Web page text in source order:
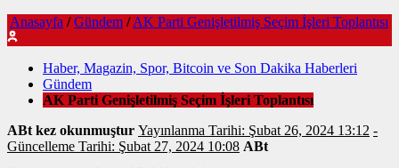
Anasayfa / Gündem / AK Parti Genişletilmiş Seçim İşleri Toplantısı
Haber, Magazin, Spor, Bitcoin ve Son Dakika Haberleri
Gündem
AK Parti Genişletilmiş Seçim İşleri Toplantısı
ABt kez okunmuştur Yayınlanma Tarihi: Şubat 26, 2024 13:12 -
Güncelleme Tarihi: Şubat 27, 2024 10:08 ABt